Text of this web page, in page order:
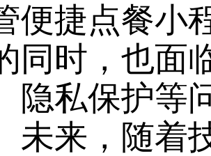
便捷点餐小
同时，也面
隐私保护等
未来，随着